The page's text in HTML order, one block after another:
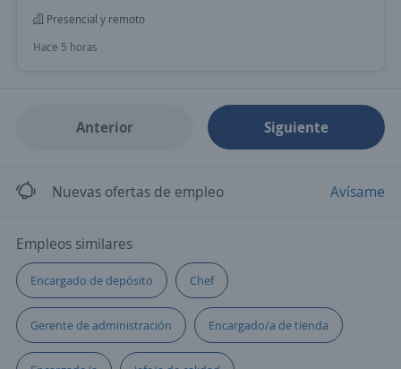
Presencial y remoto
Hace 5 horas
Anterior Siguiente
Nuevas ofertas de empleo Avísame
Empleos similares
Encargado de depósito Chef
Gerente de administración Encargado/a de tienda